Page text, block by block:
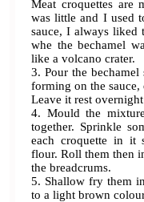
Meat croquettes are
was little and I used
sauce, I always liked
whe the bechamel
like a volcano crater.
3. Pour the bechamel
forming on the
Leave it rest
4. Mould the
together. Sprinkle
each croquette in it
flour. Roll them then
the breadcrums.
5. Shallow fry them
to a light brown